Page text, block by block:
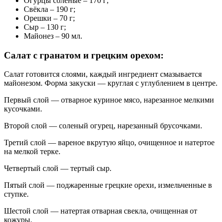
Свёкла – 190 г;
Орешки – 70 г;
Сыр – 130 г;
Майонез – 90 мл.
Салат с гранатом и грецким орехом:
Салат готовится слоями, каждый ингредиент смазывается
майонезом. Форма закуски — круглая с углублением в центре.
Первый слой — отварное куриное мясо, нарезанное мелкими
кусочками.
Второй слой — соленый огурец, нарезанный брусочками.
Третий слой — вареное вкрутую яйцо, очищенное и натертое
на мелкой терке.
Четвертый слой — тертый сыр.
Пятый слой — поджаренные грецкие орехи, измельченные в
ступке.
Шестой слой — натертая отварная свекла, очищенная от
кожуры.